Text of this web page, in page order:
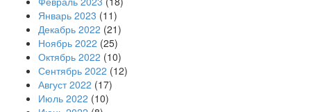
Январь 2023 (11)
Декабрь 2022 (21)
Ноябрь 2022 (25)
Октябрь 2022 (10)
Сентябрь 2022 (12)
Август 2022 (17)
Июль 2022 (10)